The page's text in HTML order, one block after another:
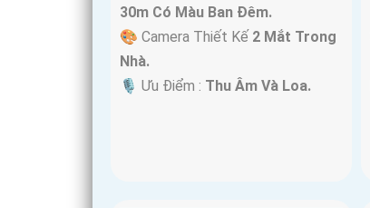
30m Có Màu Ban Ðêm.
🎨 Camera Thiết Kế 2 Mắt Trong
Nhà.
️🎙 Ưu Điểm : Thu Âm Và Loa.